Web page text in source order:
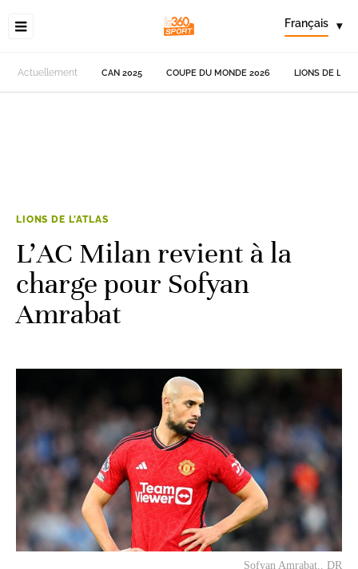
Français ▾
Actuellement CAN 2025 COUPE DU MONDE 2026 LIONS DE
LIONS DE L'ATLAS
L’AC Milan revient à la
charge pour Sofyan
Amrabat
Sofyan Amrabat.. DR